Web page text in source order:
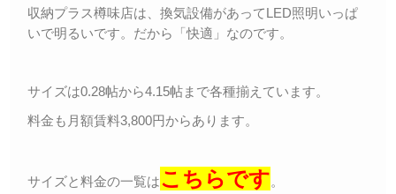
収納プラス樽味店は、換気設備があってLED照明いっぱ
いで明るいです。だから「快適」なのです。
サイズは0.28帖から4.15帖まで各種揃えています。
料金も月額賃料3,800円からあります。
サイズと料金の一覧はこちらです。